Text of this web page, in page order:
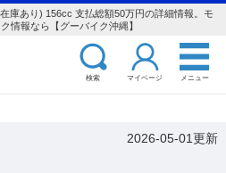
庫あり) 156cc 支払総額50万円の詳細情報。モ
情報なら【グーバイク沖縄】
検索 マイページ メニュー
2026-05-01更新